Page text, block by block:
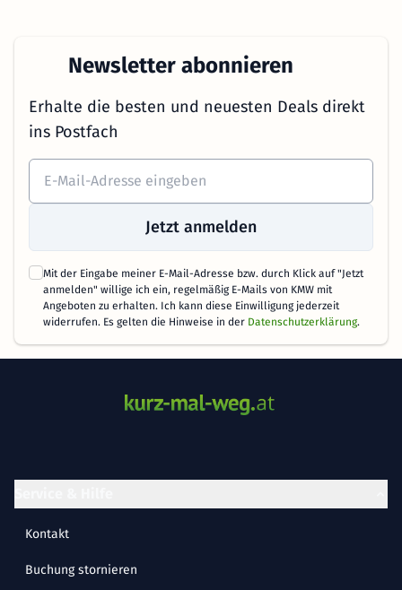
Newsletter abonnieren
Erhalte die besten und neuesten Deals direkt
ins Postfach
Jetzt anmelden
Mit der Eingabe meiner E-Mail-Adresse bzw. durch Klick auf "Jetzt
anmelden" willige ich ein, regelmäßig E-Mails von KMW mit
Angeboten zu erhalten. Ich kann diese Einwilligung jederzeit
widerrufen. Es gelten die Hinweise in der Datenschutzerklärung.
Kontakt
Buchung stornieren